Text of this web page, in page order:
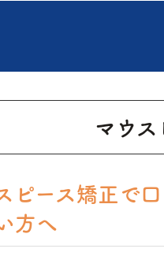
マウ
ピース矯正で
方へ